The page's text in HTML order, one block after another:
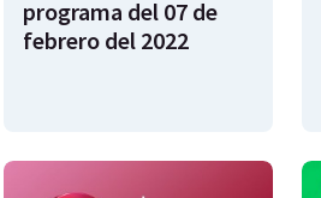
programa del 07 de
febrero del 2022